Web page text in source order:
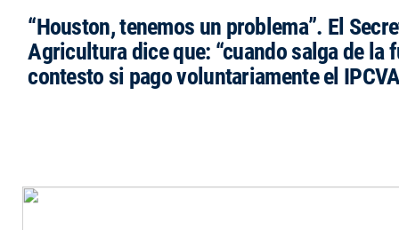
“Houston, tenemos un problema”. El
Agricultura dice que: “cuando salga de la
contesto si pago voluntariamente el